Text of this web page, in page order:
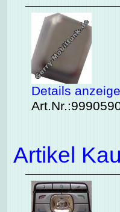
Details
Artikel